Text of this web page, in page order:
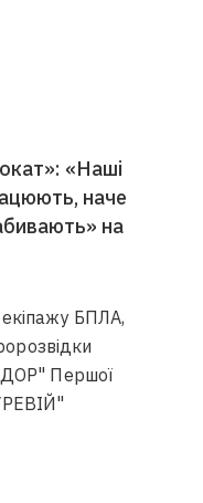
«Наші
наче
на
БПЛА,
Першої